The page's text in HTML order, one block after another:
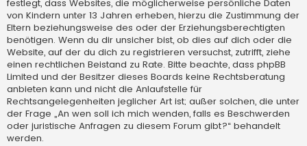
festlegt, dass Websites, die möglicherweise persönliche Daten
von Kindern unter 13 Jahren erheben, hierzu die Zustimmung der
Eltern beziehungsweise des oder der Erziehungsberechtigten
benötigen. Wenn du dir unsicher bist, ob dies auf dich oder die
Website, auf der du dich zu registrieren versuchst, zutrifft, ziehe
einen rechtlichen Beistand zu Rate. Bitte beachte, dass phpBB
Limited und der Besitzer dieses Boards keine Rechtsberatung
anbieten kann und nicht die Anlaufstelle für
Rechtsangelegenheiten jeglicher Art ist; außer solchen, die unter
der Frage „An wen soll ich mich wenden, falls es Beschwerden
oder juristische Anfragen zu diesem Forum gibt?“ behandelt
werden.